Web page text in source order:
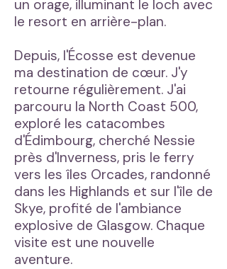
un orage, illuminant le loch avec
le resort en arrière-plan.
Depuis, l'Écosse est devenue
ma destination de cœur. J'y
retourne régulièrement. J'ai
parcouru la North Coast 500,
exploré les catacombes
d'Édimbourg, cherché Nessie
près d'Inverness, pris le ferry
vers les îles Orcades, randonné
dans les Highlands et sur l'île de
Skye, profité de l'ambiance
explosive de Glasgow. Chaque
visite est une nouvelle
aventure.